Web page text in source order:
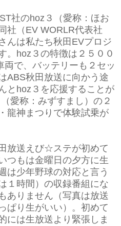
社のhoz３（愛称：ほお
社（EV WORLR代表社
んは私たち秋田EVプロジ
。hoz３の特徴は２５００
で、バッテリーも２セッ
ABS秋田放送に向かう途
とhoz３を応援することが
愛称：みずすまし）の２
龍神まつりで体験試乗が
放送えび☆ステが初めて
つもは金曜日の夕方に生
は少年野球の対応と言う
１時間）の収録番組にな
ありません（写真は放送
ぱり生がいい）。初めて
には生放送より緊張しま